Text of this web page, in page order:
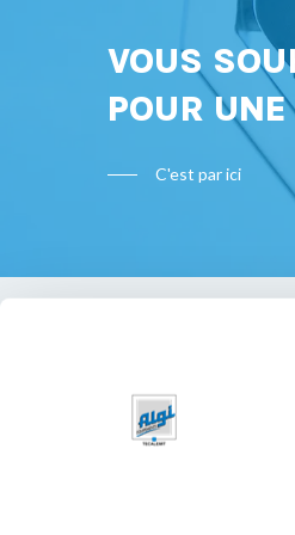
VOUS
POUR
C'est par ici